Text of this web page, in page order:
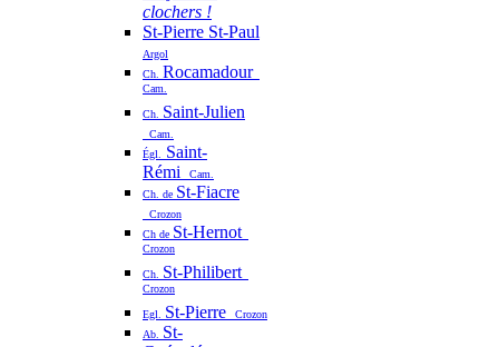
clochers !
St-Pierre St-Paul
Argol
Ch. Rocamadour
Cam.
Ch. Saint-Julien
Cam.
Égl.
Saint-
Rémi
Cam.
Ch. de St-Fiacre
Crozon
Ch de St-Hernot
Crozon
Ch. St-Philibert
Crozon
Egl. St-Pierre
Crozon
Ab. St-